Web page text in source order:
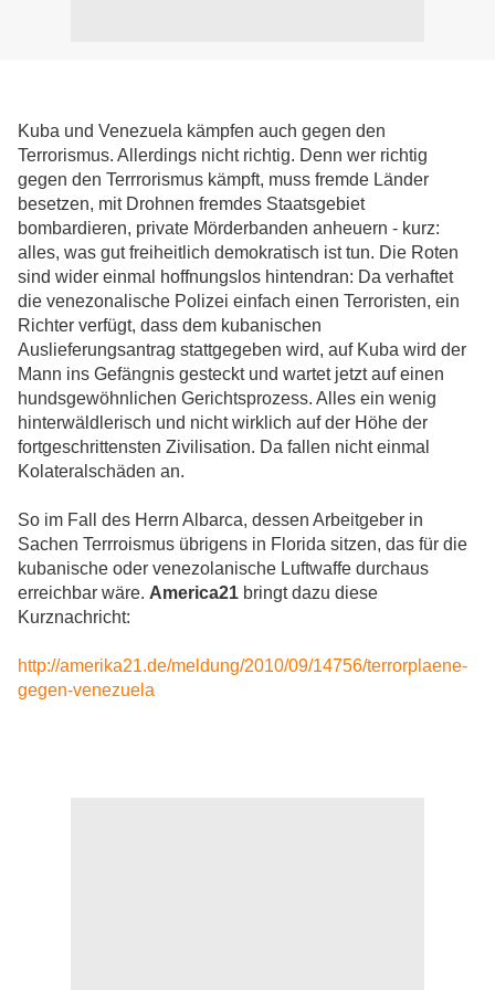
Kuba und Venezuela kämpfen auch gegen den
Terrorismus. Allerdings nicht richtig. Denn wer richtig
gegen den Terrrorismus kämpft, muss fremde Länder
besetzen, mit Drohnen fremdes Staatsgebiet
bombardieren, private Mörderbanden anheuern - kurz:
alles, was gut freiheitlich demokratisch ist tun. Die Roten
sind wider einmal hoffnungslos hintendran: Da verhaftet
die venezonalische Polizei einfach einen Terroristen, ein
Richter verfügt, dass dem kubanischen
Auslieferungsantrag stattgegeben wird, auf Kuba wird der
Mann ins Gefängnis gesteckt und wartet jetzt auf einen
hundsgewöhnlichen Gerichtsprozess. Alles ein wenig
hinterwäldlerisch und nicht wirklich auf der Höhe der
fortgeschrittensten Zivilisation. Da fallen nicht einmal
Kolateralschäden an.
So im Fall des Herrn Albarca, dessen Arbeitgeber in
Sachen Terrroismus übrigens in Florida sitzen, das für die
kubanische oder venezolanische Luftwaffe durchaus
erreichbar wäre. America21 bringt dazu diese
Kurznachricht:
http://amerika21.de/meldung/2010/09/14756/terrorplaene-
gegen-venezuela